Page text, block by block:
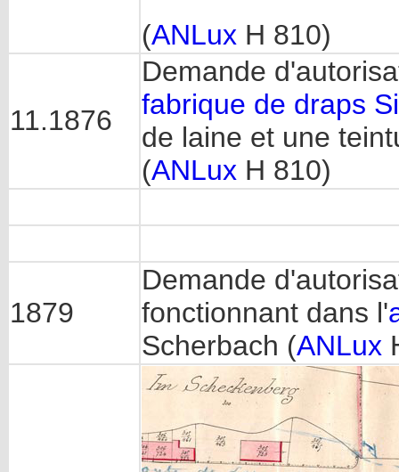
(ANLux H 810)
11.1876
Demande
fabrique de draps
de laine et une
(ANLux H 810)
1879
Demande
fonctionnant dans l'
Scherbach (ANLux